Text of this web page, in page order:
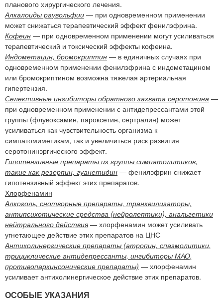
планового хирургического лечения.
Алкалоиды раувольфии — при одновременном применении
может снижаться терапевтический эффект фенилэфрина.
Кофеин — при одновременном применении могут усиливаться
терапевтический и токсический эффекты кофеина.
Индометацин, бромокриптин — в единичных случаях при
одновременном применении фенилэфрина с индометацином
или бромокриптином возможна тяжелая артериальная
гипертензия.
Селективные ингибиторы обратного захвата серотонина —
при одновременном применении с антидепрессантами этой
группы (флувоксамин, пароксетин, сертралин) может
усиливаться как чувствительность организма к
симпатомиметикам, так и увеличиться риск развития
серотонинэргического эффект.
Гипотензивные препараты из группы симпатолитиков,
такие как резерпин, гуанетидин — фенилэфрин снижает
гипотензивный эффект этих препаратов.
Хлорфенамин
Алкоголь, снотворные препараты, транквилизаторы,
антипсихотические средства (нейролептики), анальгетики
нейтрального действия — хлорфенамин может усиливать
угнетающее действие этих препаратов на ЦНС
Антихолинергические препараты (атропин, спазмолитики,
трициклические антидепрессанты, ингибиторы МАО,
противопаркинсонические препараты) — хлорфенамин
усиливает антихолинергическое действие этих препаратов.
ОСОБЫЕ УКАЗАНИЯ